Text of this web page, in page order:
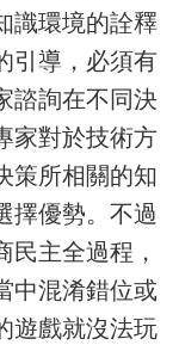
識環境的詮釋
引導，必須有
諮詢在不同決
家對於技術方
策所相關的知
擇優勢。不過
主全過程，
中混淆錯位或
遊戲就沒法玩